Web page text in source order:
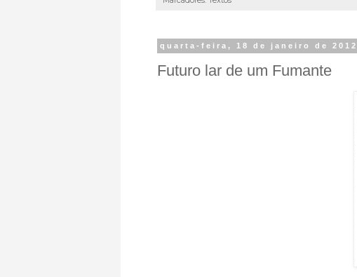
quarta-feira, 18 de janeiro de 2012
Futuro lar de um Fumante